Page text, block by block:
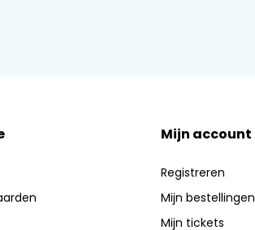
Mijn account
Registreren
Mijn bestellingen
Mijn tickets